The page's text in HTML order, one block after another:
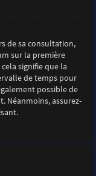
de sa consultation,
sur la première
signifie que la
de temps pour
possible de
Néanmoins, assurez-